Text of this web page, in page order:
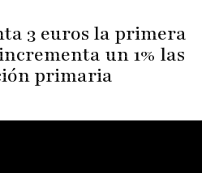
3 euros la primera
un 1% las
primaria